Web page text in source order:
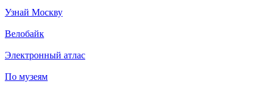
Узнай Москву
Велобайк
Электронный атлас
По музеям